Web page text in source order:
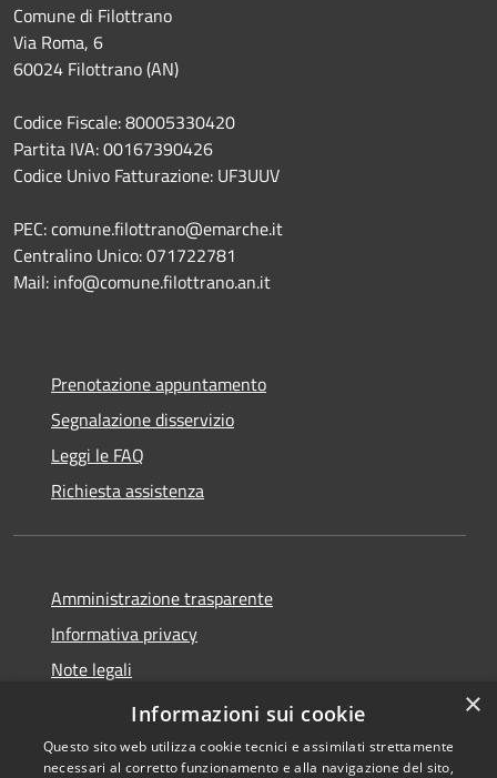
Comune di Filottrano
Via Roma, 6
60024 Filottrano (AN)
Codice Fiscale: 80005330420
Partita IVA: 00167390426
Codice Univo Fatturazione: UF3UUV
PEC: comune.filottrano@emarche.it
Centralino Unico: 071722781
Mail: info@comune.filottrano.an.it
Prenotazione appuntamento
Segnalazione disservizio
Leggi le FAQ
Richiesta assistenza
Amministrazione trasparente
Informativa privacy
Note legali
Dichiarazione di accessibilità
×
Informazioni sui cookie
Questo sito web utilizza cookie tecnici e assimilati strettamente
necessari al corretto funzionamento e alla navigazione del sito,